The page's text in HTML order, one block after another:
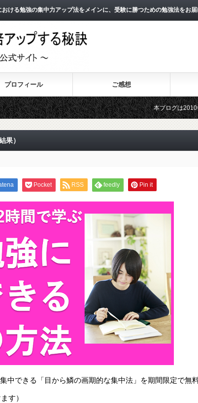
ける勉強の集中力アップ法をメインに、受験に勝つための勉強法をお届
プロフィール ご感想
本ブログは2010年8月よりス
2011年3月よりスタートした
果）
Pocket RSS feedly Pin it
中できる「目から鱗の画期的な集中法」を期間限定で無
す）